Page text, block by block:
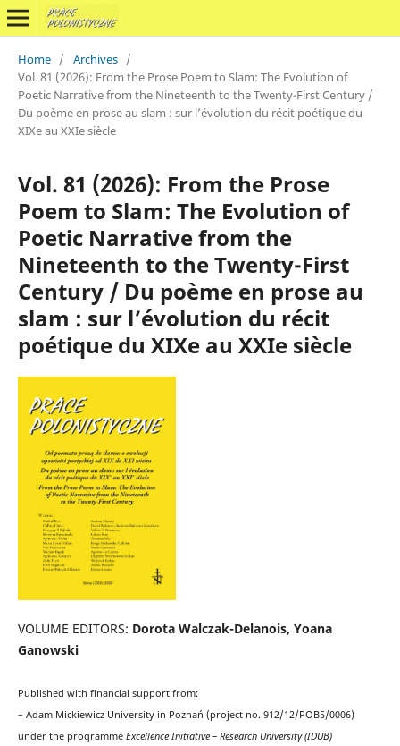
Home / Archives /
Vol. 81 (2026): From the Prose Poem to Slam: The Evolution of
Poetic Narrative from the Nineteenth to the Twenty-First Century /
Du poème en prose au slam : sur l’évolution du récit poétique du
XIXe au XXIe siècle
Vol. 81 (2026): From the Prose
Poem to Slam: The Evolution of
Poetic Narrative from the
Nineteenth to the Twenty-First
Century / Du poème en prose au
slam : sur l’évolution du récit
poétique du XIXe au XXIe siècle
VOLUME EDITORS: Dorota Walczak-Delanois, Yoana
Ganowski
Published with financial support from:
– Adam Mickiewicz University in Poznań (project no. 912/12/POB5/0006)
under the programme Excellence Initiative – Research University (IDUB)